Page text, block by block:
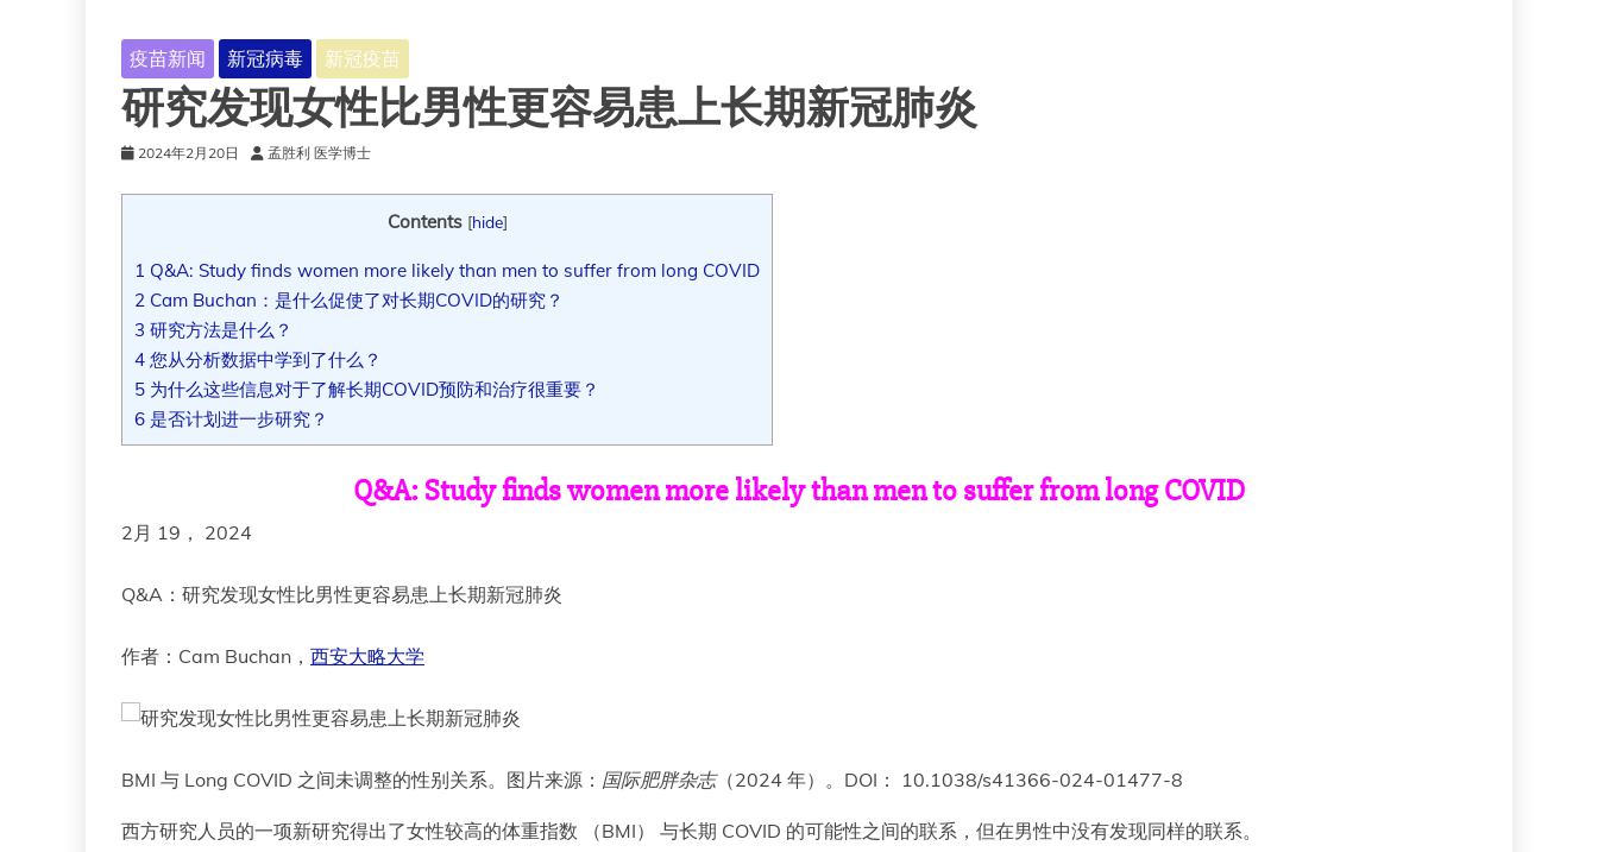
疫苗新闻 新冠病毒 新冠疫苗
研究发现女性比男性更容易患上长期新冠肺炎
2024年2月20日 孟胜利 医学博士
Contents [hide]
1 Q&A: Study finds women more likely than men to suffer from long COVID
2 Cam Buchan：是什么促使了对长期COVID的研究？
3 研究方法是什么？
4 您从分析数据中学到了什么？
5 为什么这些信息对于了解长期COVID预防和治疗很重要？
6 是否计划进一步研究？
Q&A: Study finds women more likely than men to suffer from long COVID
2月 19， 2024
Q&A：研究发现女性比男性更容易患上长期新冠肺炎
作者：Cam Buchan， 西安大略大学
BMI 与 Long COVID 之间未调整的性别关系。图片来源： 国际肥胖杂志（2024 年）。DOI： 10.1038/s41366-024-01477-8
西方研究人员的一项新研究得出了女性较高的体重指数 （BMI） 与长期 COVID 的可能性之间的联系，但在男性中没有发现同样的联系。